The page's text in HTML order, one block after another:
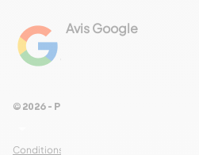
Avis Google
Conditions Générales de Ventes
© 2026 - Pour Les Gourmets